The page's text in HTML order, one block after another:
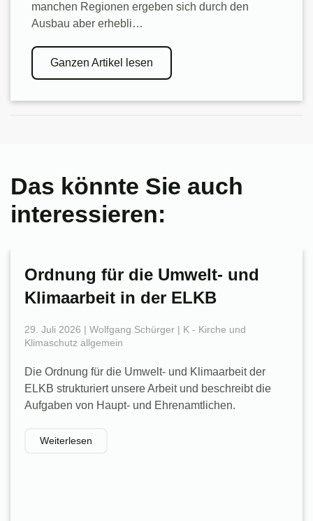
manchen Regionen ergeben sich durch den
Ausbau aber erhebli…
Ganzen Artikel lesen
Das könnte Sie auch
interessieren:
Ordnung für die Umwelt- und
Klimaarbeit in der ELKB
29. Juli 2026 | Wolfgang Schürger | K - Kirche und
Klimaschutz allgemein
Die Ordnung für die Umwelt- und Klimaarbeit der
ELKB strukturiert unsere Arbeit und beschreibt die
Aufgaben von Haupt- und Ehrenamtlichen.
Weiterlesen